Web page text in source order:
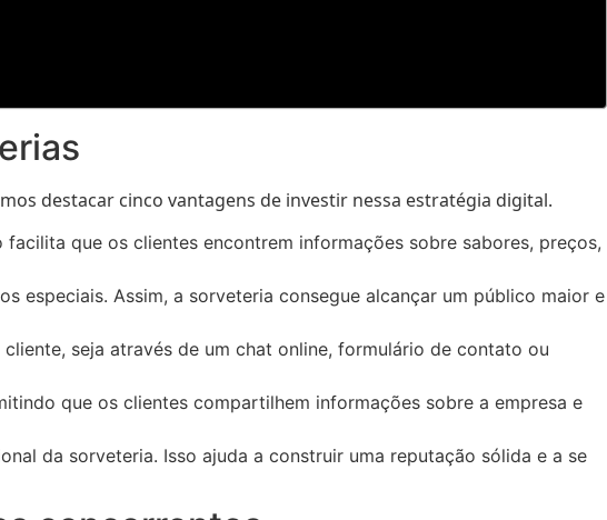
destacar cinco vantagens de investir nessa estratégia digital.
que os clientes encontrem informações sobre sabores, preços,
especiais. Assim, a sorveteria consegue alcançar um público maior e
seja através de um chat online, formulário de contato ou
que os clientes compartilhem informações sobre a empresa e
da sorveteria. Isso ajuda a construir uma reputação sólida e a se